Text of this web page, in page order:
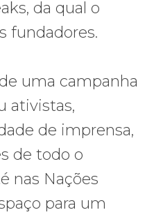
da qual o
fundadores.
uma campanha
ativistas,
de imprensa,
de todo o
nas Nações
para um